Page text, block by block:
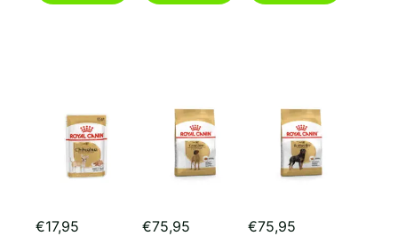
€17,95 €75,95 €75,95